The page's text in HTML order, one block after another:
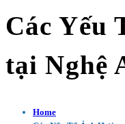
Các Yếu
tại Nghệ
Home